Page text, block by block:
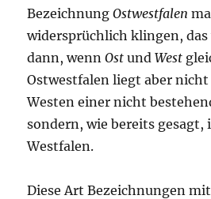
BezeichnungOstwestfalen
widersprüchlich klingen, das
dann, wennOst undWest
Ostwestfalen liegt aber
Westen einer nicht
sondern, wie bereits gesagt,
Westfalen.
Diese Art Bezeichnungen